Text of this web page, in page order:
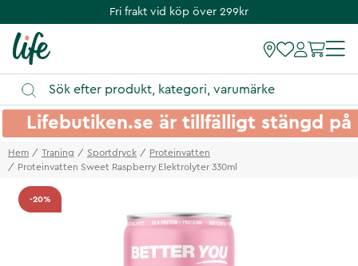
Fri frakt vid köp över 299kr
Lifebutiken.se är tillfälligt stängd
Hem Traning Sportdryck
Proteinvatten
Proteinvatten Sweet Raspberry Elektrolyter 330ml
-20%